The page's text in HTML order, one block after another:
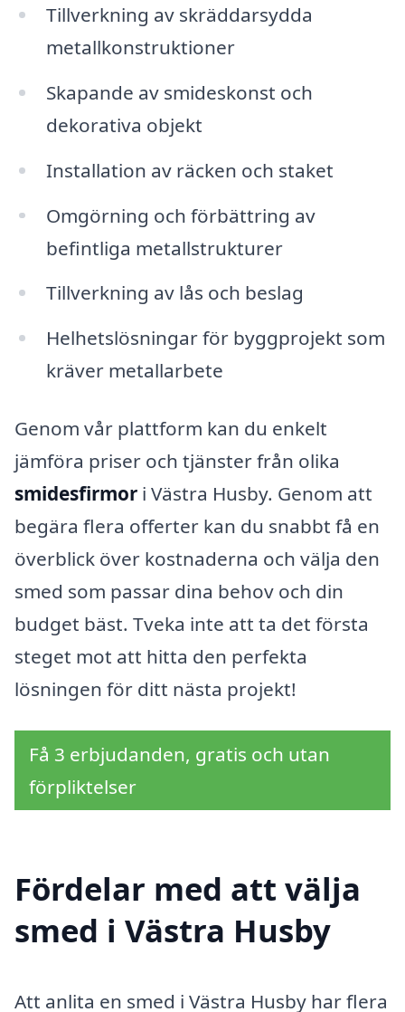
Tillverkning av skräddarsydda
metallkonstruktioner
Skapande av smideskonst och
dekorativa objekt
Installation av räcken och staket
Omgörning och förbättring av
befintliga metallstrukturer
Tillverkning av lås och beslag
Helhetslösningar för byggprojekt som
kräver metallarbete
Genom vår plattform kan du enkelt
jämföra priser och tjänster från olika
smidesfirmor i Västra Husby. Genom att
begära flera offerter kan du snabbt få en
överblick över kostnaderna och välja den
smed som passar dina behov och din
budget bäst. Tveka inte att ta det första
steget mot att hitta den perfekta
lösningen för ditt nästa projekt!
Få 3 erbjudanden, gratis och utan
förpliktelser
Fördelar med att välja
smed i Västra Husby
Att anlita en smed i Västra Husby har flera